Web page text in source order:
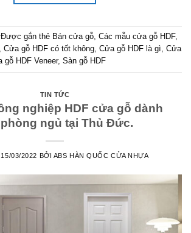
Được gắn thẻ Bán cửa gỗ, Các mẫu cửa gỗ HDF,
, Cửa gỗ HDF có tốt không, Cửa gỗ HDF là gì, Cửa
gỗ HDF Veneer, Sàn gỗ HDF
TIN TỨC
nghiệp HDF cửa gỗ dành
ngủ tại Thủ Đức.
15/03/2022 BỞI ABS HÀN QUỐC CỬA NHỰA